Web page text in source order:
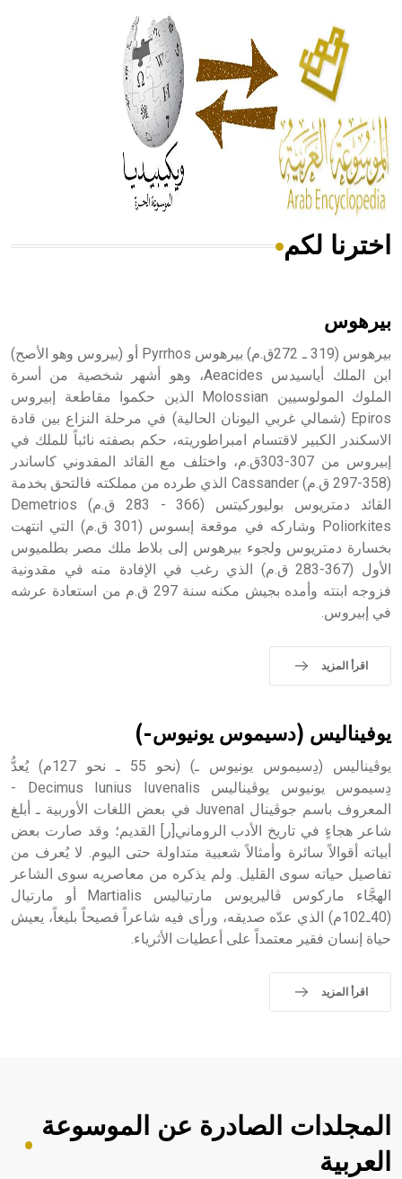
الحكم، الأدلة، تنظيم التغذية، ورسالته في جروح الرأس. ويعود
له الفضل بأنه حرر الطب من الدين والفلسفة.
- هل تعلم أن المرجان إفراز حيواني يتكون في البحر ويتركب
من مادة كربونات الكلسيوم، وهو أحمر أو شديد الحمرة وهو
أجود أنواعه، ويمتاز بكبر الحجم ويسمى الش
هل تعلم أن الأبسيد كلمة فرنسية اللفظ تم اعتمادها مصطلحاً
- هل تعلم أن أبجر Abgar اسم معروف جيداً يعود إلى عدد من
الملوك الذين حكموا مدينة إديسا (الرها) من أبجر الأول وحتى
التاسع، وهم ينتسبون إلى أسرة أوسروين
- هل تعلم أن الأبجدية الكنعانية تتألف من /22/ علامة كتابية
sign تكتب منفصلة غير متصلة، وتعتمد المبدأ الأكوروفوني،
حيث تقتصر القيمة الصوتية للعلامة الك
اخترنا لكم
بيرهوس
بيرهوس (319 ـ 272ق.م) بيرهوس Pyrrhos أو (بيروس وهو الأصح)
ابن الملك أياسيدس Aeacides، وهو أشهر شخصية من أسرة
الملوك المولوسيين Molossian الذين حكموا مقاطعة إبيروس
Epiros (شمالي غربي اليونان الحالية) في مرحلة النزاع بين قادة
الاسكندر الكبير لاقتسام امبراطوريته، حكم بصفته نائباً للملك في
إبيروس من 307-303ق.م، واختلف مع القائد المقدوني كاساندر
(358-297 ق.م) Cassander الذي طرده من مملكته فالتحق بخدمة
القائد دمتريوس بوليوركيتس (366 - 283 ق.م) Demetrios
Poliorkites وشاركه في موقعة إبسوس (301 ق.م) التي انتهت
بخسارة دمتريوس ولجوء بيرهوس إلى بلاط ملك مصر بطلميوس
الأول (367-283 ق.م) الذي رغب في الإفادة منه في مقدونية
فزوجه ابنته وأمده بجيش مكنه سنة 297 ق.م من استعادة عرشه
في إبيروس.
اقرأ المزيد
يوفيناليس (دسيموس يونيوس-)
يوڤيناليس (دِسيموس يونيوس ـ) (نحو 55 ـ نحو 127م) يُعدُّ
دِسيموس يونيوس يوڤيناليس Decimus Iunius Iuvenalis -
المعروف باسم جوڤينال Juvenal في بعض اللغات الأوربية ـ أبلغ
شاعر هجاءٍ في تاريخ الأدب الروماني[ر] القديم؛ وقد صارت بعض
أبياته أقوالاً سائرة وأمثالاً شعبية متداولة حتى اليوم. لا يُعرف من
تفاصيل حياته سوى القليل. ولم يذكره من معاصريه سوى الشاعر
الهجَّاء ماركوس ڤاليريوس مارتياليس Martialis أو مارتيال
(40ـ102م) الذي عدّه صديقه، ورأى فيه شاعراً فصيحاً بليغاً، يعيش
حياة إنسان فقير معتمداً على أعطيات الأثرياء.
اقرأ المزيد
المجلدات الصادرة عن الموسوعة
العربية